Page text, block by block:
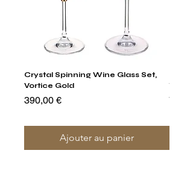
Crystal Spinning Wine Glass Set,
Vortice Gold
Prix
390,00 €
Ajouter au panier
Prix